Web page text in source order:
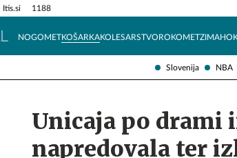
Slovenija NBA
Itis.si 1188
NOGOMETKOŠARKAKOLESARSTVOROKOMETZIMA
Tehnik
Unicaja po drami
napredovala ter